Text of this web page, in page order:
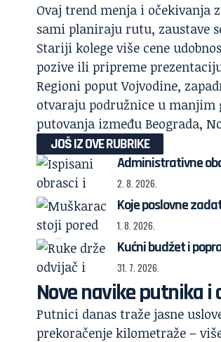
Ovaj trend menja i očekivanja
sami planiraju rutu, zaustave
Stariji kolege više cene
pozive ili pripreme
Regioni poput Vojvodine,
otvaraju podružnice u manjim
putovanja između Beograda,
JOŠ IZ OVE RUBRIKE
Administrativne
2. 8. 2026.
Koje poslovne
1. 8. 2026.
Kućni budžet i
31. 7. 2026.
Nove navike putnika i
Putnici danas traže jasne
prekoračenje kilometraže –